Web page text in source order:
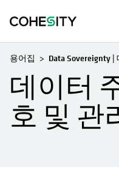
용어집 Data Sovereignty |
데이터
호 및 관